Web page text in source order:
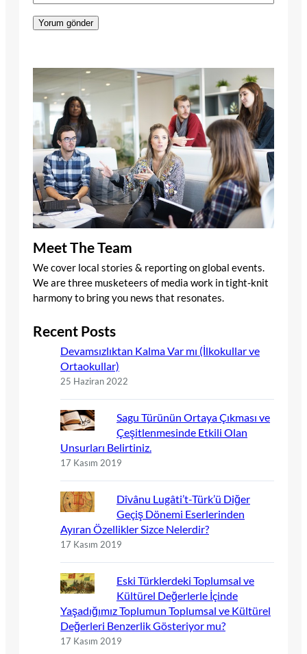
Meet The Team
We cover local stories & reporting on global events.
We are three musketeers of media work in tight-knit
harmony to bring you news that resonates.
Recent Posts
Devamsızlıktan Kalma Var mı (İlkokullar ve
Ortaokullar)
25 Haziran 2022
Sagu Türünün Ortaya Çıkması ve
Çeşitlenmesinde Etkili Olan
Unsurları Belirtiniz.
17 Kasım 2019
Dîvânu Lugâti’t-Türk’ü Diğer
Geçiş Dönemi Eserlerinden
Ayıran Özellikler Sizce Nelerdir?
17 Kasım 2019
Eski Türklerdeki Toplumsal ve
Kültürel Değerlerle İçinde
Yaşadığımız Toplumun Toplumsal ve Kültürel
Değerleri Benzerlik Gösteriyor mu?
17 Kasım 2019